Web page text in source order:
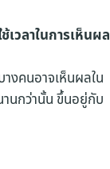
เวลาในการเห็นผล
งคนอาจเห็นผลใน
านกว่านั้น ขึ้นอยู่กับ